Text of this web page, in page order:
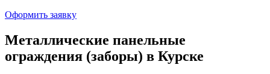
Оформить заявку
Металлические панельные
ограждения (заборы) в Курске